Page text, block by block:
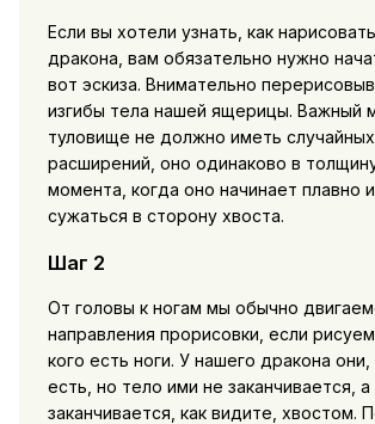
Если вы хотели узнать, как
дракона, вам обязательно нужно
вот эскиза. Внимательно
изгибы тела нашей ящерицы. Важный
туловище не должно иметь
расширений, оно одинаково в
момента, когда оно начинает плавно
сужаться в сторону хвоста.
Шаг 2
От головы к ногам мы обычно
направления прорисовки, если
кого есть ноги. У нашего дракона они,
есть, но тело ими не заканчивается, а
заканчивается, как видите, хвостом.